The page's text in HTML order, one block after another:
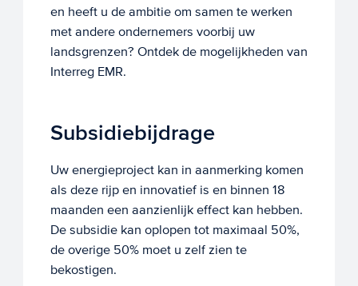
en heeft u de ambitie om samen te werken
met andere ondernemers voorbij uw
landsgrenzen? Ontdek de mogelijkheden van
Interreg EMR.
Subsidiebijdrage
Uw energieproject kan in aanmerking komen
als deze rijp en innovatief is en binnen 18
maanden een aanzienlijk effect kan hebben.
De subsidie kan oplopen tot maximaal 50%,
de overige 50% moet u zelf zien te
bekostigen.